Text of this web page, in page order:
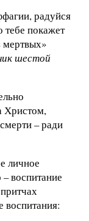
радуйся
тебе покажет
мертвых»
шестой
Христом,
– ради
личное
воспитание